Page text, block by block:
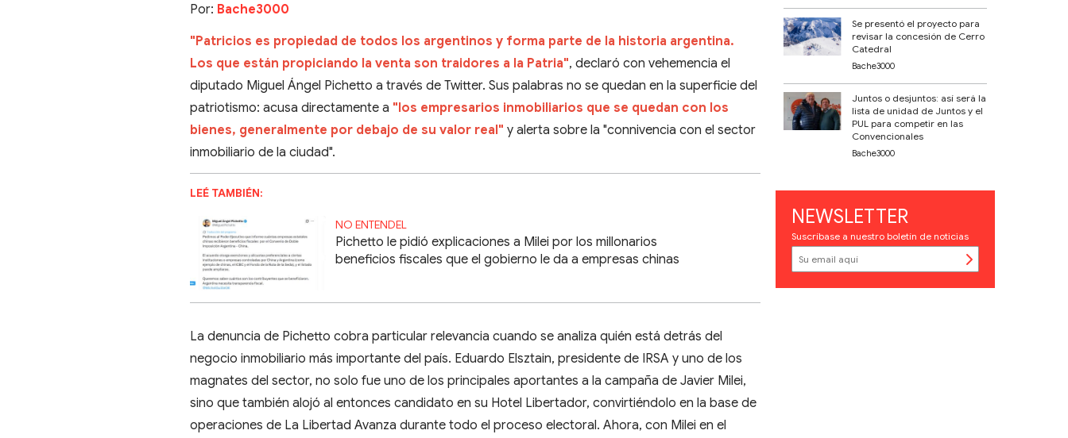
Por: Bache3000
"Patricios es propiedad de todos los argentinos y forma parte de la historia argentina.
Los que están propiciando la venta son traidores a la Patria", declaró con vehemencia el
diputado Miguel Ángel Pichetto a través de Twitter. Sus palabras no se quedan en la superficie del
patriotismo: acusa directamente a "los empresarios inmobiliarios que se quedan con los
bienes, generalmente por debajo de su valor real"y alerta sobre la "connivencia con el sector
inmobiliario de la ciudad".
LEÉ TAMBIÉN:
NO ENTENDEL
Pichetto le pidió explicaciones a Milei por los millonarios
beneficios fiscales que el gobierno le da a empresas chinas
La denuncia de Pichetto cobra particular relevancia cuando se analiza quién está detrás del
negocio inmobiliario más importante del país. Eduardo Elsztain, presidente de IRSA y uno de los
magnates del sector, no solo fue uno de los principales aportantes a la campaña de Javier Milei,
sino que también alojó al entonces candidato en su Hotel Libertador, convirtiéndolo en la base de
operaciones de La Libertad Avanza durante todo el proceso electoral. Ahora, con Milei en el
Se presentó el proyecto para
revisar la concesión de Cerro
Catedral
Bache3000
Juntos o desjuntos: así será la
lista de unidad de Juntos y el
PUL para competir en las
Convencionales
Bache3000
NEWSLETTER
Suscríbase a nuestro boletín de noticias